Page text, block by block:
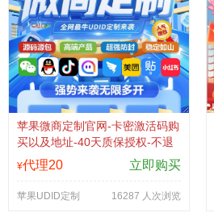
苹果微商定制官网-卡密激活码购
买以及地址-40天质保授权-不退
换
¥代理20 立即购买
苹果UDID定制 16287 人次浏览